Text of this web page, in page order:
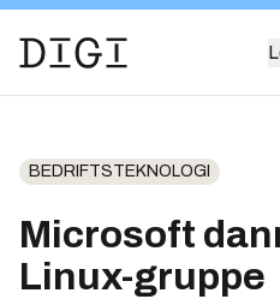
BEDRIFTSTEKNOLOGI
Microsoft
Linux-gruppe